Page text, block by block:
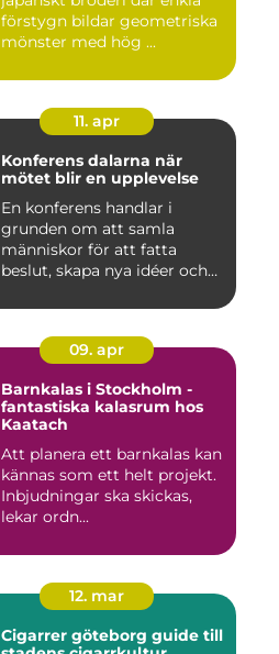
förstygn bildar geometriska
mönster med hög ...
11. apr
Konferens dalarna när
mötet blir en upplevelse
En konferens handlar i
grunden om att samla
människor för att fatta
beslut, skapa nya idéer och
09. apr
Barnkalas i Stockholm -
fantastiska kalasrum hos
Kaatach
Att planera ett barnkalas kan
kännas som ett helt projekt.
Inbjudningar ska skickas,
lekar ordn...
12. mar
Cigarrer göteborg guide till